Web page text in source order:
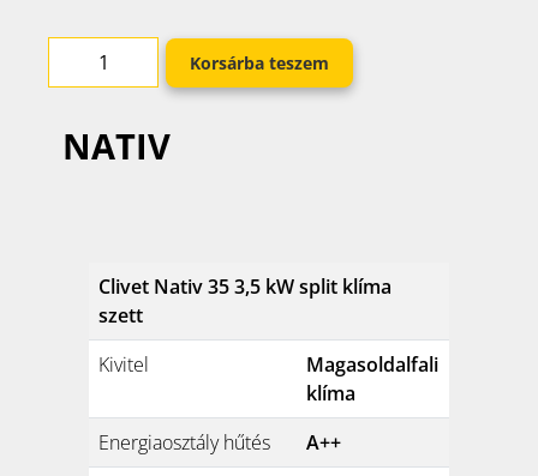
Korsárba teszem
NATIV
Clivet Nativ 35 3,5 kW split klíma
szett
Kivitel
Magasoldalfali
klíma
Energiaosztály hűtés
A++